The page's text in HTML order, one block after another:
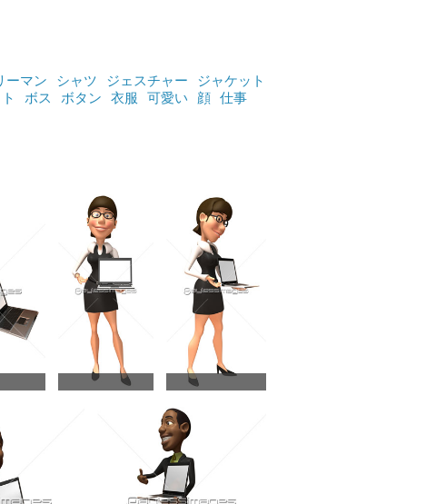
ーマン シャツ ジェスチャー
ジャケット
ボス ボタン 衣服 可愛い 顔 仕事